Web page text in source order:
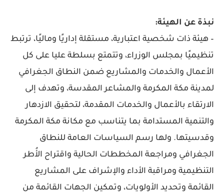
نبذة عن الهيئة:
– هيئة ذات شخصية اعتبارية، مستقلة إداريًا وماليًا، ترتبط
تنظيميًا بمجلس الوزراء، وتتمتع بسلطة عليا على كل
الأعمال والخدمات والمشاريع ضمن النطاق الجغرافي
لمدينة مكة المكرمة والمشاعر المقدسة، وتهدف إلى
الارتقاء بالأعمال والخدمات المقدمة، لتحقيق الازدهار
والتنمية المستدامة بما يتناسب مع مكانة مكة المكرمة
وقدسيتها. ولها رسم السياسات العامة للنطاق
الجغرافي ومراجعة المخططات الحالية واقتراح الأُطر
التنظيمية ومراقبة الأداء والإشراف على المشاريع
القائمة وتحديد الأولويات، وتمكين الجهات القائمة من